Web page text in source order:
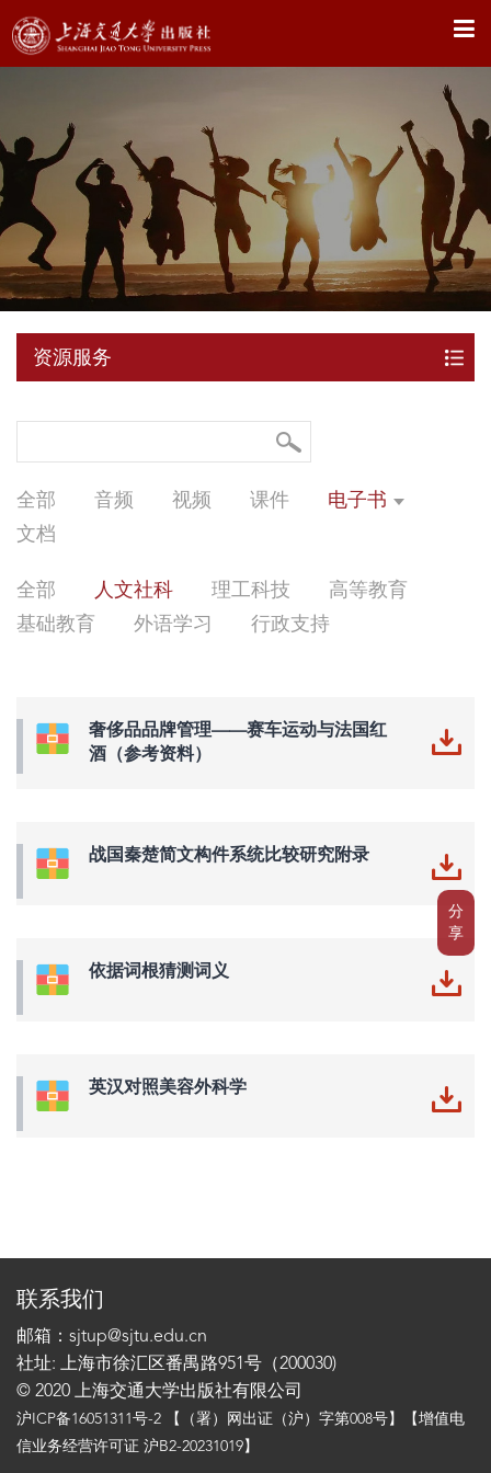
X
分
享
资源服务
全部 音频 视频 课件
电子书
文档
全部 人文社科 理工科技
高等教育
基础教育
外语学习 行政支持
奢侈品品牌管理——赛车运动与法国红
酒（参考资料）
战国秦楚简文构件系统比较研究附录
依据词根猜测词义
英汉对照美容外科学
联系我们
邮箱：sjtup@sjtu.edu.cn
社址: 上海市徐汇区番禺路951号（200030)
© 2020 上海交通大学出版社有限公司
沪ICP备16051311号-2 【（署）网出证（沪）字第008号】【增值电
信业务经营许可证 沪B2-20231019】